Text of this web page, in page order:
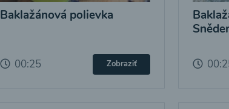
Baklažánová polievka
00:25 Zobraziť